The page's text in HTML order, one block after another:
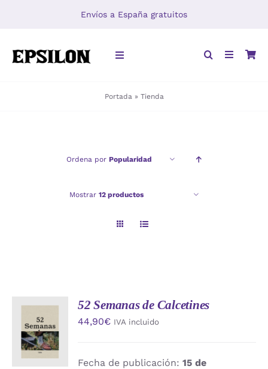
Envíos a España gratuitos
Toggle
Portada » Tienda
Ordena por Popularidad
Mostrar 12 productos
AL
CARRITO
/
DETALLES
52 Semanas de Calcetines
44,90€ IVA incluido
Fecha de publicación:15 de